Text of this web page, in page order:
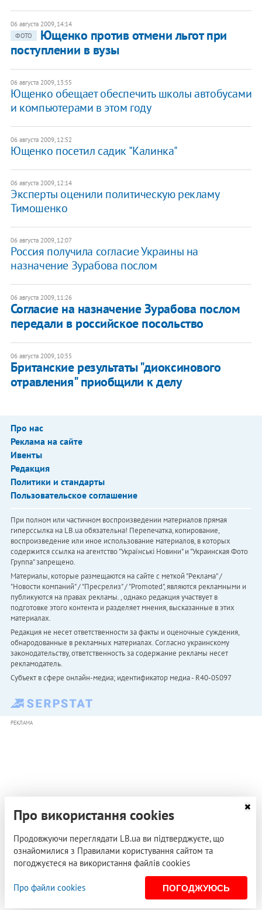
06 августа 2009, 14:14
ФОТО
Ющенко против отмени льгот при
поступлении в вузы
06 августа 2009, 13:55
Ющенко обещает обеспечить школы автобусами
и компьютерами в этом году
06 августа 2009, 12:52
Ющенко посетил садик "Калинка"
06 августа 2009, 12:14
Эксперты оценили политическую рекламу
Тимошенко
06 августа 2009, 12:07
Россия получила согласие Украины на
назначение Зурабова послом
06 августа 2009, 11:26
Согласие на назначение Зурабова послом
передали в российское посольство
06 августа 2009, 10:55
Британские результаты "диоксинового
отравления" приобщили к делу
Про нас
Реклама на сайте
Ивенты
Редакция
Политики и стандарты
Пользовательское соглашение
При полном или частичном воспроизведении материалов прямая
гиперссылка на LB.ua обязательна! Перепечатка, копирование,
воспроизведение или иное использование материалов, в которых
содержится ссылка на агентство "Українськi Новини" и "Украинская Фото
Группа" запрещено.
Материалы, которые размещаются на сайте с меткой "Реклама" /
"Новости компаний" / "Пресрелиз" / "Promoted", являются рекламными и
публикуются на правах рекламы. , однако редакция участвует в
подготовке этого контента и разделяет мнения, высказанные в этих
материалах.
Редакция не несет ответственности за факты и оценочные суждения,
обнародованные в рекламных материалах. Согласно украинскому
законодательству, ответственность за содержание рекламы несет
рекламодатель.
Субъект в сфере онлайн-медиа; идентификатор медиа - R40-05097
РЕКЛАМА
Про використання cookies
Продовжуючи переглядати LB.ua ви підтверджуєте, що
ознайомилися з Правилами користування сайтом та
погоджуєтеся на використання файлів cookies
Про файли cookies ПОГОДЖУЮСЬ